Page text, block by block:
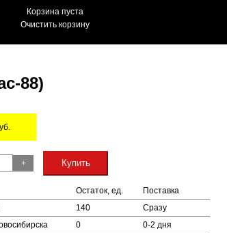
Корзина пуста
Очистить корзину
88)
+ Купить
Остаток, ед.
Поставка
140
Сразу
0
0-2 дня